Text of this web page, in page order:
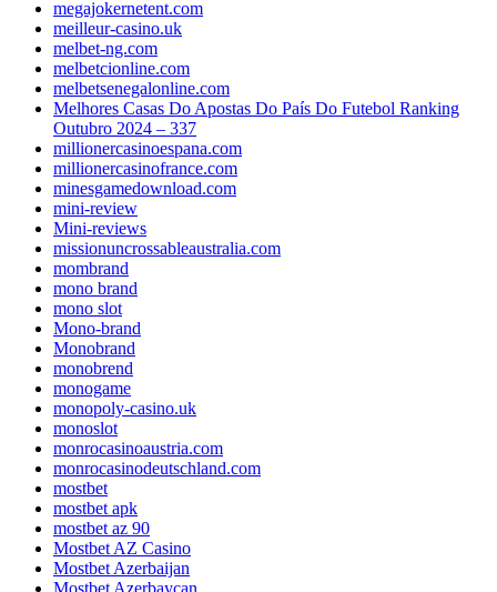
megajokernetent.com
meilleur-casino.uk
melbet-ng.com
melbetcionline.com
melbetsenegalonline.com
Melhores Casas Do Apostas Do País Do Futebol Ranking
Outubro 2024 – 337
millionercasinoespana.com
millionercasinofrance.com
minesgamedownload.com
mini-review
Mini-reviews
missionuncrossableaustralia.com
mombrand
mono brand
mono slot
Mono-brand
Monobrand
monobrend
monogame
monopoly-casino.uk
monoslot
monrocasinoaustria.com
monrocasinodeutschland.com
mostbet
mostbet apk
mostbet az 90
Mostbet AZ Casino
Mostbet Azerbaijan
Mostbet Azerbaycan